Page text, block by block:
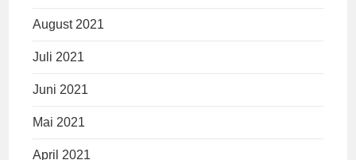
August 2021
Juli 2021
Juni 2021
Mai 2021
April 2021